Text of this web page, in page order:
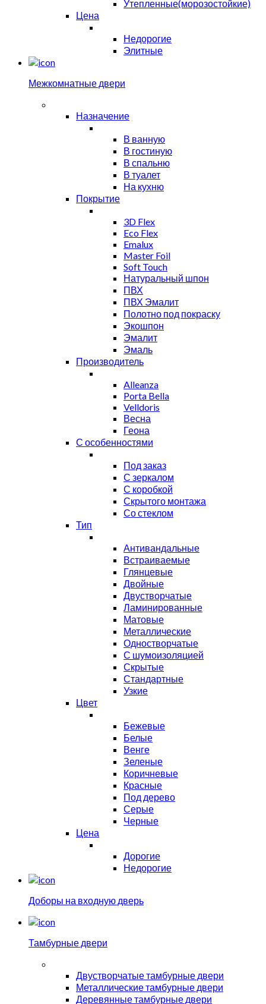
Утепленные(морозостойкие)
Цена
Недорогие
Элитные
Межкомнатные двери
Назначение
В ванную
В гостиную
В спальню
В туалет
На кухню
Покрытие
3D Flex
Eco Flex
Emalux
Master Foil
Soft Touch
Натуральный шпон
ПВХ
ПВХ Эмалит
Полотно под покраску
Экошпон
Эмалит
Эмаль
Производитель
Alleanza
Porta Bella
Velldoris
Весна
Геона
С особенностями
Под заказ
С зеркалом
С коробкой
Скрытого монтажа
Со стеклом
Тип
Антивандальные
Встраиваемые
Глянцевые
Двойные
Двустворчатые
Ламинированные
Матовые
Металлические
Одностворчатые
С шумоизоляцией
Скрытые
Стандартные
Узкие
Цвет
Бежевые
Белые
Венге
Зеленые
Коричневые
Красные
Под дерево
Серые
Черные
Цена
Дорогие
Недорогие
Доборы на входную дверь
Тамбурные двери
Двустворчатые тамбурные двери
Металлические тамбурные двери
Деревянные тамбурные двери